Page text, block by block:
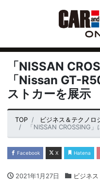
「NISSAN
「Nissan GT-
ストカーを展示
TOP ビジネス＆テクノロ
「NISSAN CROSSING」にて「
Facebook X Hatena
2021年1月27日 ビジネス